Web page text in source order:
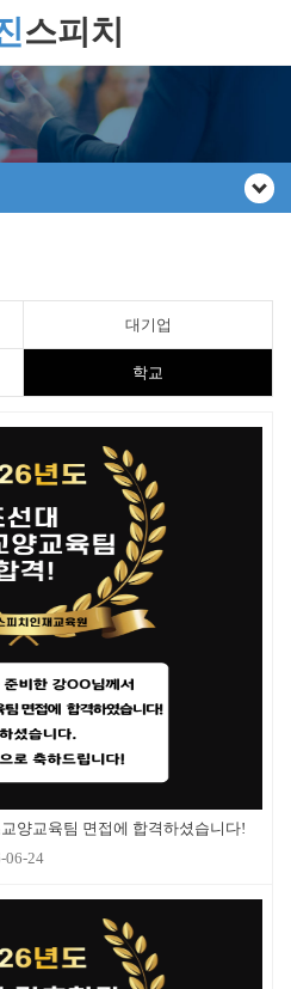
스피치
대기업
학교
양교육팀 면접에 합격하셨습니다!
06-24